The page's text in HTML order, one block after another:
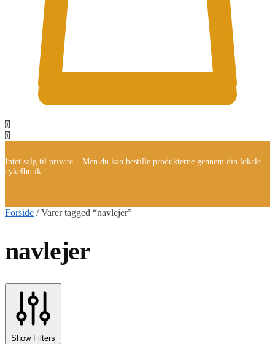
0
0
Intet salg til private – Men du kan bestille produkterne gennem din lokale
cykelbutik
Forside /Varer tagged “navlejer”
navlejer
Show Filters